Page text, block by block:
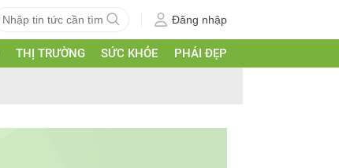
Đăng nhập
THỊ TRƯỜNG SỨC KHỎE PHÁI ĐẸP